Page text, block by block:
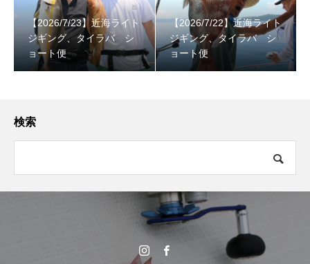
【2026/7/23】近海ライト
ジギング、タイラバ シ
ョート便
【2026/7/22】近海ライト
ジギング、タイラバ シ
ョート便
検索